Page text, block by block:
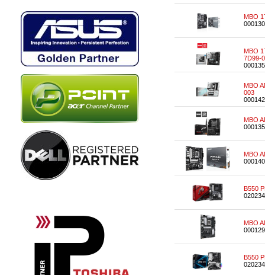
MBO
MBO
7D99-
MBO
003
MBO
MBO
B550
MBO
B550